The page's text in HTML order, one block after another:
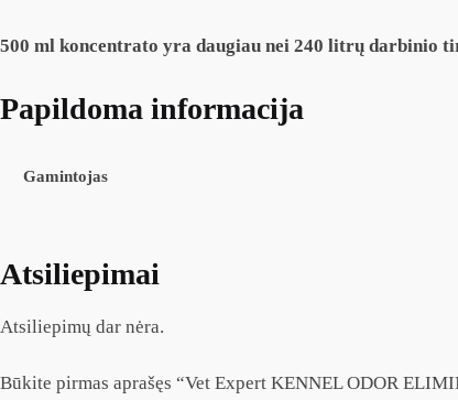
500 ml koncentrato yra daugiau nei 240 litrų darbinio
Papildoma informacija
Gamintojas
Atsiliepimai
Atsiliepimų dar nėra.
Būkite pirmas aprašęs “Vet Expert KENNEL ODOR